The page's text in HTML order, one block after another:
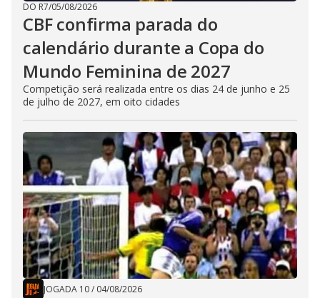
DO R7/05/08/2026
CBF confirma parada do
calendário durante a Copa do
Mundo Feminina de 2027
Competição será realizada entre os dias 24 de junho e 25
de julho de 2027, em oito cidades
JOGADA 10/ 04/08/2026